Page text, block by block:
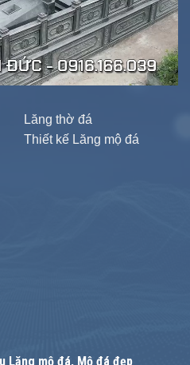
Lăng thờ đá
Thiết kế Lăng mộ đá
Lăng mộ đá, Mộ đá đẹp